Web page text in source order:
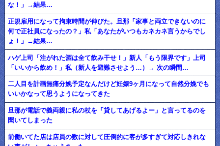
な！」→結果…
正規雇用になって拘束時間が伸びた。旦那「家事と両立できないのに
何で正社員になったの？」私「あなたがいつもカネカネ言うからでし
ょ！」→結果…
ハゲ上司「注がれた酒は全て飲み干せ！」新人「もう限界です」上司
「いいから飲め！」私（新人を避難させよう…）→ 次の瞬間…
二人目を計画無痛分娩予定なんだけど妊娠9ヶ月になって自然分娩でも
いいかなって思うようになってきた
旦那が電話で義両親に私の杖を「貸してあげるよー」と言ってるのを
聞いてしまった
前働いてた店は店員の数に対して圧倒的に客が多すぎて対応しきれな